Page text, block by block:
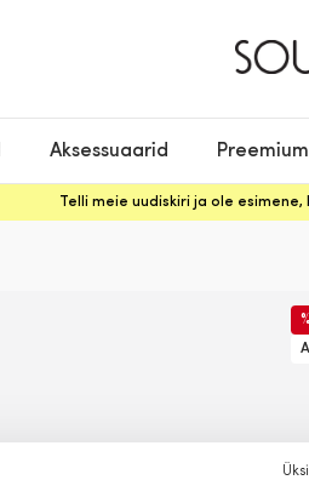
Aksessuaarid Preemium
Telli meie uudiskiri ja ole
%